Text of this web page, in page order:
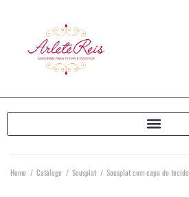
Home / Catálogo / Sousplat / Sousplat com capa de tecido